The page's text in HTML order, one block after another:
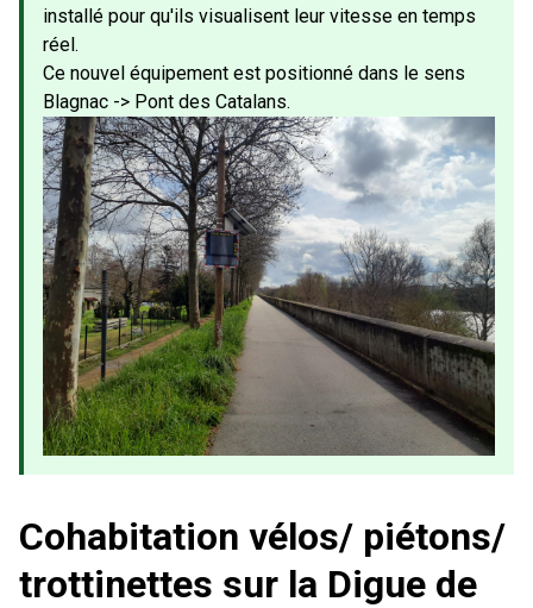
installé pour qu'ils visualisent leur vitesse en temps
réel.
Ce nouvel équipement est positionné dans le sens
Blagnac -> Pont des Catalans.
Cohabitation vélos/ piétons/
trottinettes sur la Digue de